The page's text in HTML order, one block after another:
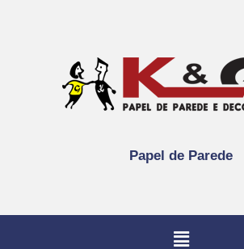
Papel de Parede